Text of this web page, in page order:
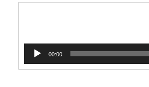
播
00:00